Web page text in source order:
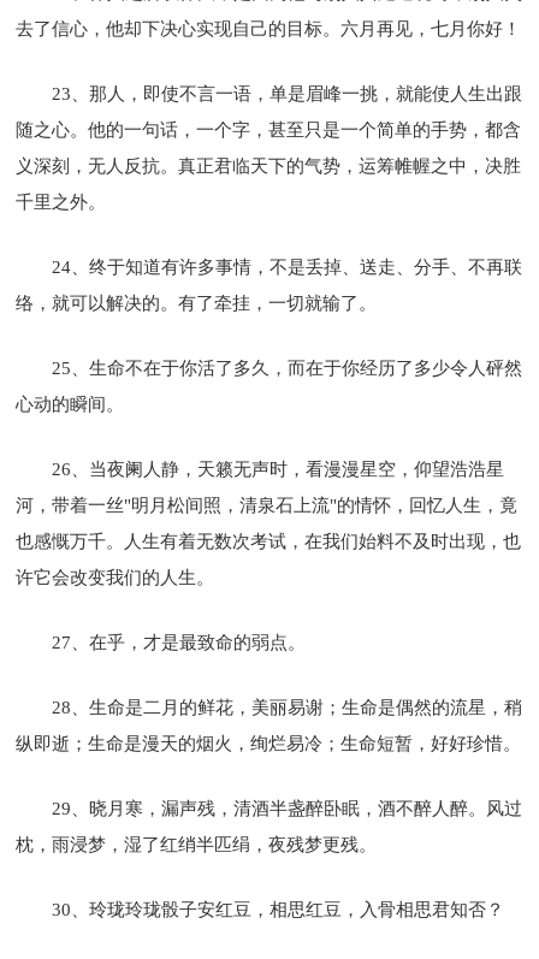
去了信心，他却下决心实现自己的目标。六月再见，七月你好！
23、那人，即使不言一语，单是眉峰一挑，就能使人生出跟
随之心。他的一句话，一个字，甚至只是一个简单的手势，都含
义深刻，无人反抗。真正君临天下的气势，运筹帷幄之中，决胜
千里之外。
24、终于知道有许多事情，不是丢掉、送走、分手、不再联
络，就可以解决的。有了牵挂，一切就输了。
25、生命不在于你活了多久，而在于你经历了多少令人砰然
心动的瞬间。
26、当夜阑人静，天籁无声时，看漫漫星空，仰望浩浩星
河，带着一丝"明月松间照，清泉石上流"的情怀，回忆人生，竟
也感慨万千。人生有着无数次考试，在我们始料不及时出现，也
许它会改变我们的人生。
27、在乎，才是最致命的弱点。
28、生命是二月的鲜花，美丽易谢；生命是偶然的流星，稍
纵即逝；生命是漫天的烟火，绚烂易冷；生命短暂，好好珍惜。
29、晓月寒，漏声残，清酒半盏醉卧眠，酒不醉人醉。风过
枕，雨浸梦，湿了红绡半匹绢，夜残梦更残。
30、玲珑玲珑骰子安红豆，相思红豆，入骨相思君知否？